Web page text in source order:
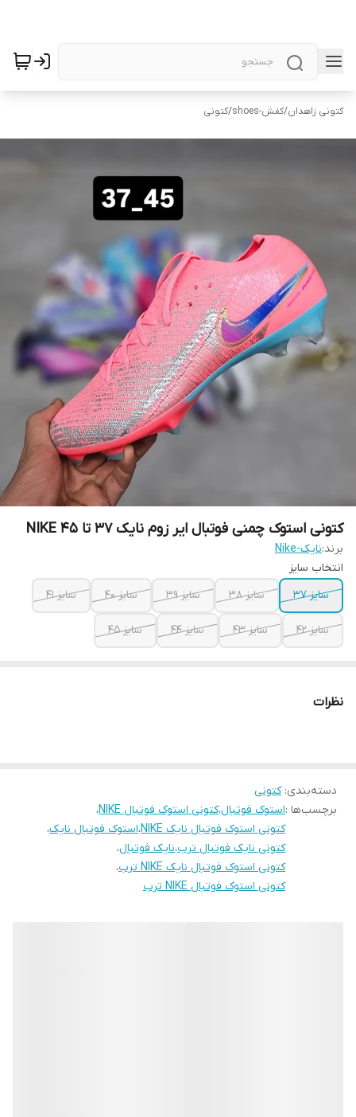
کتونی زاهدان/کفش-shoes /کتونی
کتونی استوک چمنی فوتبال ایر زوم نایک 37 تا 45 NIKE
برند:نایک-Nike
انتخاب سایز
سایز 37
سایز 38 سایز 39 سایز 40 سایز 41
سایز 42 سایز 43 سایز 44 سایز 45
نظرات
دسته‌بندی:کتونی
برچسب‌ها :استوک فوتبال،کتونی استوک فوتبال NIKE
،
کتونی استوک فوتبال نایک NIKE
،استوک فوتبال نایک،
کتونی نایک فوتبال ترب،نایک فوتبال،
کتونی استوک فوتبال نایک NIKE ترب
،
کتونی استوک فوتبال NIKE ترب